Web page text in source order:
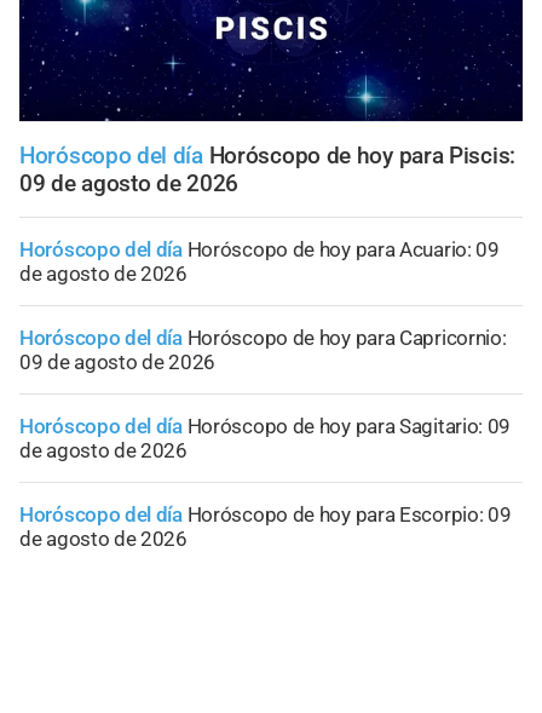
Horóscopo del día Horóscopo de hoy para Piscis:
09 de agosto de 2026
Horóscopo del día Horóscopo de hoy para Acuario: 09
de agosto de 2026
Horóscopo del día Horóscopo de hoy para Capricornio:
09 de agosto de 2026
Horóscopo del día Horóscopo de hoy para Sagitario: 09
de agosto de 2026
Horóscopo del día Horóscopo de hoy para Escorpio: 09
de agosto de 2026